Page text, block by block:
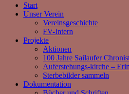
Start
Unser Verein
Vereinsgeschichte
FV-Intern
Projekte
Aktionen
100 Jahre Sailaufer
Auferstehungs-kirche –
Sterbebilder sammeln
Dokumentation